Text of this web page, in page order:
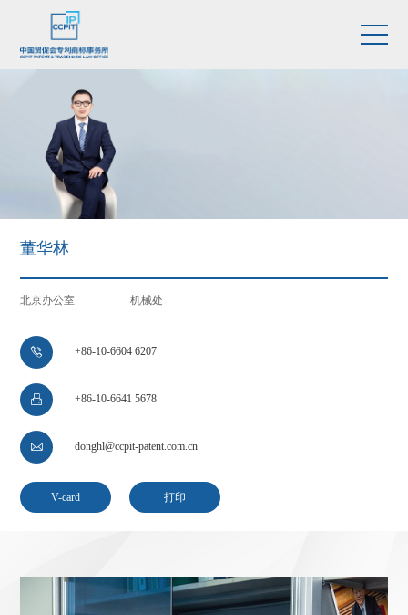
董华林
北京办公室 机械处
 +86-10-6604 6207
 +86-10-6641 5678
 donghl@ccpit-patent.com.cn
V-card 打印